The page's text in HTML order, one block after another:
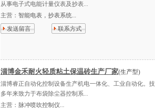
从事电子式电能计量仪表及抄表...
主营： 智能电表，抄表系统...
发送留言
联系方式
淄博金禾耐火轻质粘土保温砖生产厂家(生产型)
淄博睿正自动化控制设备生产机电一体化、工业自动化。
多年来致力于布袋除尘器控制系...
主营： 脉冲喷吹控制仪...